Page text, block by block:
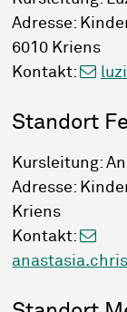
Adresse:
6010 Kriens
Kontakt:
Standort
Kursleitung:
Adresse:
Kriens
Kontakt: